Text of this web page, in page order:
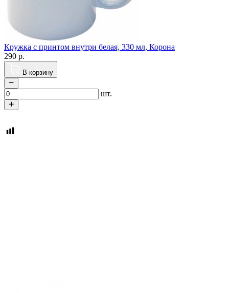
Кружка с принтом внутри белая, 330 мл, Корона
290 р.
В корзину
шт.